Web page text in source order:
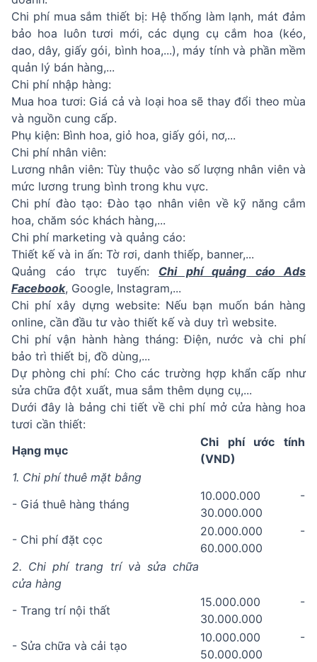
Chi phí mua sắm thiết bị: Hệ thống làm lạnh, mát đảm
bảo hoa luôn tươi mới, các dụng cụ cắm hoa (kéo,
dao, dây, giấy gói, bình hoa,...), máy tính và phần mềm
quản lý bán hàng,...
Chi phí nhập hàng:
Mua hoa tươi: Giá cả và loại hoa sẽ thay đổi theo mùa
và nguồn cung cấp.
Phụ kiện: Bình hoa, giỏ hoa, giấy gói, nơ,...
Chi phí nhân viên:
Lương nhân viên: Tùy thuộc vào số lượng nhân viên và
mức lương trung bình trong khu vực.
Chi phí đào tạo: Đào tạo nhân viên về kỹ năng cắm
hoa, chăm sóc khách hàng,...
Chi phí marketing và quảng cáo:
Thiết kế và in ấn: Tờ rơi, danh thiếp, banner,...
Quảng cáo trực tuyến: Chi phí quảng cáo Ads
Facebook, Google, Instagram,...
Chi phí xây dựng website: Nếu bạn muốn bán hàng
online, cần đầu tư vào thiết kế và duy trì website.
Chi phí vận hành hàng tháng: Điện, nước và chi phí
bảo trì thiết bị, đồ dùng,...
Dự phòng chi phí: Cho các trường hợp khẩn cấp như
sửa chữa đột xuất, mua sắm thêm dụng cụ,...
Dưới đây là bảng chi tiết về chi phí mở cửa hàng hoa
tươi cần thiết:
Hạng mục
Chi phí ước tính
(VND)
1. Chi phí thuê mặt bằng
- Giá thuê hàng tháng
10.000.000 -
30.000.000
- Chi phí đặt cọc
20.000.000 -
60.000.000
2. Chi phí trang trí và sửa chữa
cửa hàng
- Trang trí nội thất
15.000.000 -
30.000.000
- Sửa chữa và cải tạo
10.000.000 -
50.000.000